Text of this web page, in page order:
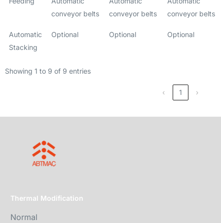
conveyor belts
conveyor belts
conveyor belts
Automatic
Stacking
Optional Optional Optional
Showing 1 to 9 of 9 entries
‹ 1 ›
Thermal Modification
Normal